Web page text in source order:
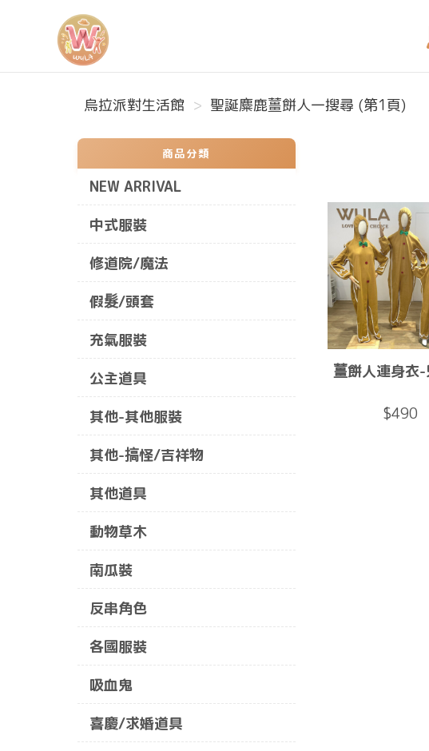
烏拉派對生活館
烏拉派對生活館 聖誕麋鹿薑餅人一搜尋 (第1頁)
商品分類
NEW ARRIVAL
中式服裝
修道院/魔法
假髮/頭套
充氣服裝
公主道具
其他-其他服裝
其他-搞怪/吉祥物
其他道具
動物草木
南瓜裝
反串角色
各國服裝
吸血鬼
喜慶/求婚道具
薑餅人連身衣
$490